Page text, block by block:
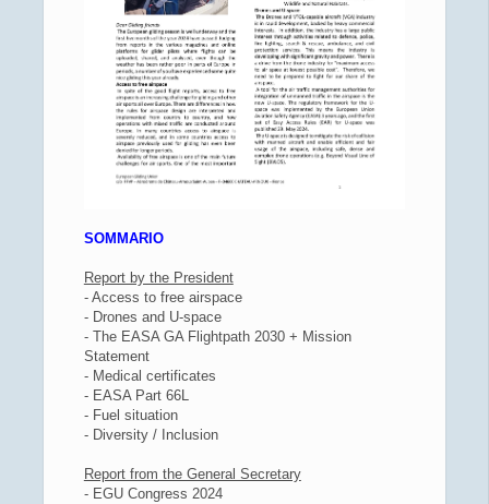
SOMMARIO
Report by the President
- Access to free airspace
- Drones and U-space
- The EASA GA Flightpath 2030 + Mission
Statement
- Medical certificates
- EASA Part 66L
- Fuel situation
- Diversity / Inclusion
Report from the General Secretary
- EGU Congress 2024